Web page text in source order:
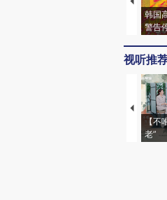
韩国
警告
视听推
【不
老”